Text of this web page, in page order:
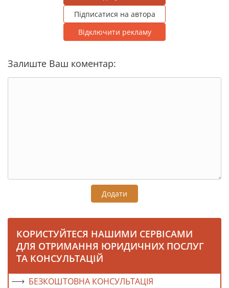
Підписатися на автора
Відключити рекламу
Залиште Ваш коментар:
Додати
КОРИСТУЙТЕСЯ НАШИМИ СЕРВІСАМИ
ДЛЯ ОТРИМАННЯ ЮРИДИЧНИХ ПОСЛУГ
ТА КОНСУЛЬТАЦІЙ
БЕЗКОШТОВНА КОНСУЛЬТАЦІЯ